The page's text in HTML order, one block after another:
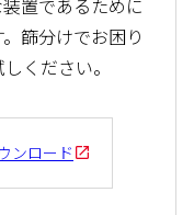
置であるために
篩分けでお困り
ください。
ンロード